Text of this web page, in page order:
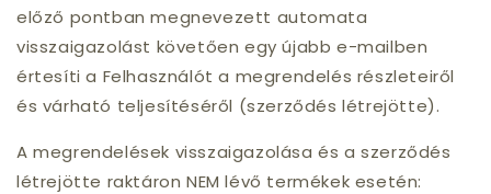
előző pontban megnevezett automata
visszaigazolást követően egy újabb e-mailben
értesíti a Felhasználót a megrendelés részleteiről
és várható teljesítéséről (szerződés létrejötte).
A megrendelések visszaigazolása és a szerződés
létrejötte raktáron NEM lévő termékek esetén: